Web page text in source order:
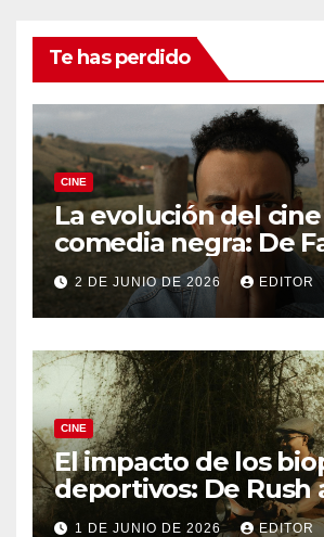
Te has perdido
CINE
La evolución del
comedia negra: De
Knives Out
2 DE JUNIO DE 2026 EDITOR
CINE
El impacto de los
deportivos: De Rush
Ferrari
1 DE JUNIO DE 2026 EDITOR